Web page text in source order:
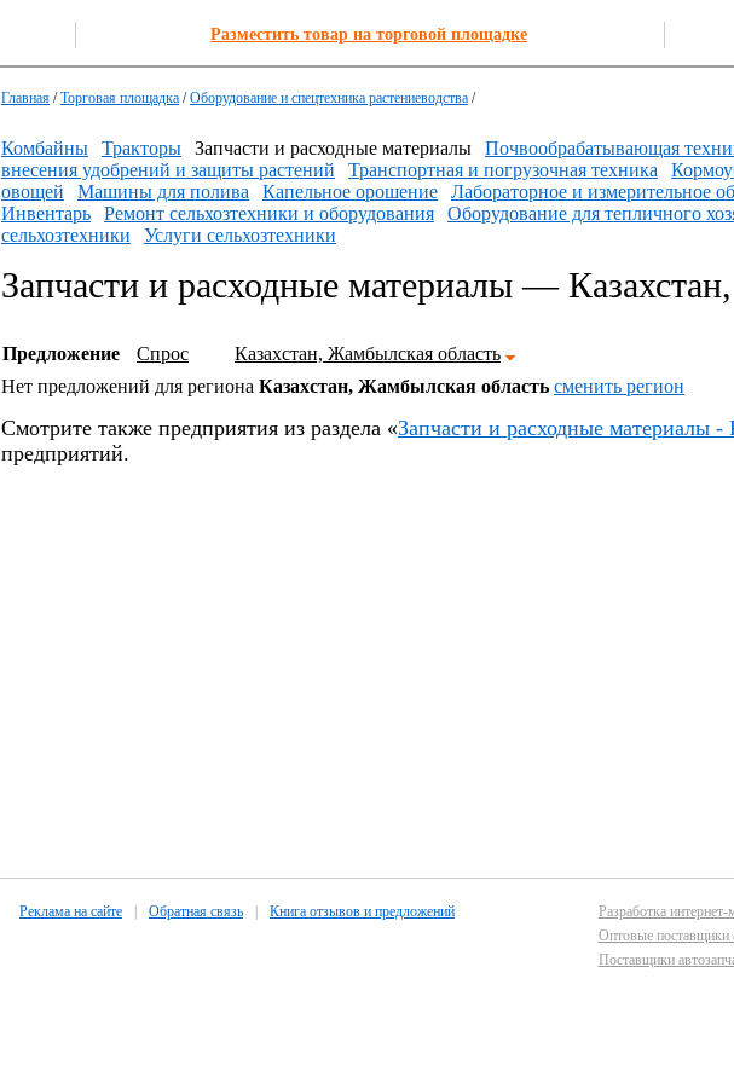
Разместить товар на торговой площадке
Главная /Торговая площадка /Оборудование и спецтехника растениеводства /
Комбайны Тракторы Запчасти и расходные материалы Почвообрабатывающая
внесения удобрений и защиты растений
Транспортная и погрузочная техника
овощей
Машины для полива Капельное орошение Лабораторное и измерительное
Инвентарь
Ремонт сельхозтехники и оборудования Оборудование для тепличного
сельхозтехники
Услуги сельхозтехники
Запчасти и расходные материалы —
Предложение
Спрос
Казахстан, Жамбылская область
Нет предложений для региона Казахстан, Жамбылская область cменить регион
Смотрите также предприятия из раздела «Запчасти и расходные материалы
предприятий.
Реклама на сайте Обратная связь Книга отзывов и предложений
Разработка интернет-
Оптовые поставщики
Поставщики